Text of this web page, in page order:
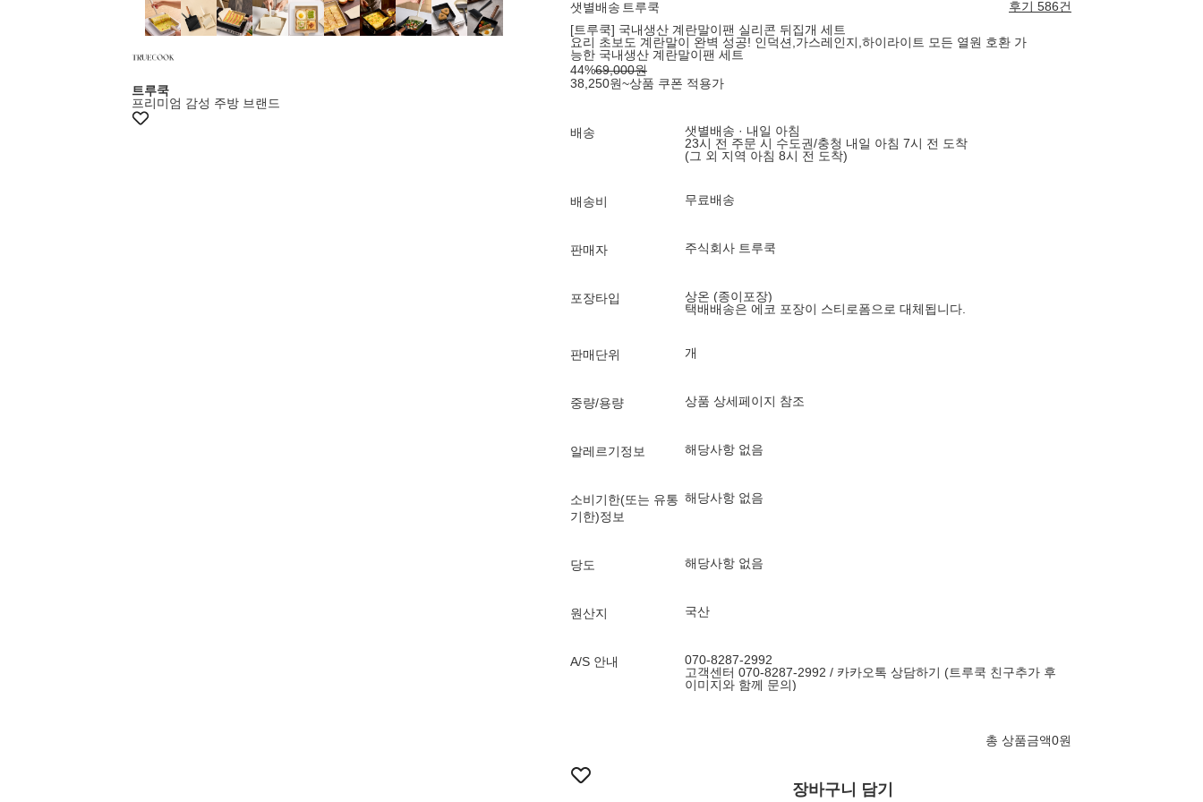
+15%쿠폰
트루쿡
프리미엄 감성 주방 브랜드
샛별배송 트루쿡
후기 586건
[트루쿡] 국내생산 계란말이팬 실리콘 뒤집개 세트
요리 초보도 계란말이 완벽 성공! 인덕션,가스레인지,하이라이트 모든 열원 호환 가
능한 국내생산 계란말이팬 세트
44%69,000원
38,250원~상품 쿠폰 적용가
배송
샛별배송 · 내일 아침
23시 전 주문 시 수도권/충청 내일 아침 7시 전 도착
(그 외 지역 아침 8시 전 도착)
배송비 무료배송
판매자 주식회사 트루쿡
포장타입
상온 (종이포장)
택배배송은 에코 포장이 스티로폼으로 대체됩니다.
판매단위 개
중량/용량 상품 상세페이지 참조
알레르기정보 해당사항 없음
소비기한(또는 유통
기한)정보
해당사항 없음
당도 해당사항 없음
원산지 국산
A/S 안내
070-8287-2992
고객센터 070-8287-2992 / 카카오톡 상담하기 (트루쿡 친구추가 후
이미지와 함께 문의)
총 상품금액0원
장바구니 담기